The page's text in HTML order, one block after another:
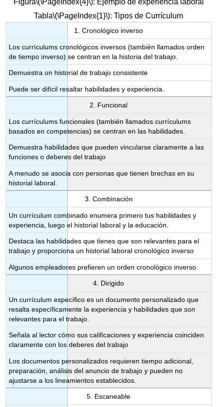
Figura\(\PageIndex{4}\): Ejemplo de experiencia laboral
Tabla\(\PageIndex{1}\): Tipos de Currículum
1. Cronológico inverso
Los currículums cronológicos inversos (también llamados orden
de tiempo inverso) se centran en la historia del trabajo.
Demuestra un historial de trabajo consistente
Puede ser difícil resaltar habilidades y experiencia.
2. Funcional
Los currículums funcionales (también llamados currículums
basados en competencias) se centran en las habilidades.
Demuestra habilidades que pueden vincularse claramente a las
funciones o deberes del trabajo
A menudo se asocia con personas que tienen brechas en su
historial laboral.
3. Combinación
Un currículum combinado enumera primero tus habilidades y
experiencia, luego el historial laboral y la educación.
Destaca las habilidades que tienes que son relevantes para el
trabajo y proporciona un historial laboral cronológico inverso
Algunos empleadores prefieren un orden cronológico inverso.
4. Dirigido
Un currículum específico es un documento personalizado que
resalta específicamente la experiencia y habilidades que son
relevantes para el trabajo.
Señala al lector cómo sus calificaciones y experiencia coinciden
claramente con los deberes del trabajo
Los documentos personalizados requieren tiempo adicional,
preparación, análisis del anuncio de trabajo y pueden no
ajustarse a los lineamientos establecidos.
5. Escaneable